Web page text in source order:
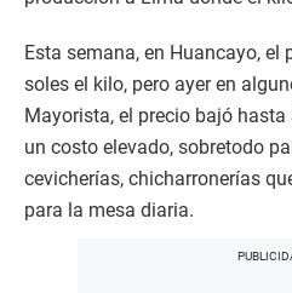
Esta semana, en Huancayo, el
soles el kilo, pero ayer en
Mayorista, el precio bajó
un costo elevado, sobretodo
cevicherías, chicharronerías
para la mesa diaria.